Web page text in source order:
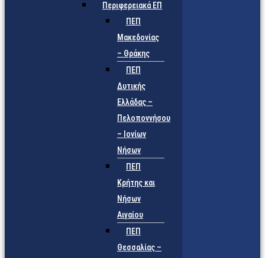
Περιφερειακά ΕΠ
ΠΕΠ
Μακεδονίας
– Θράκης
ΠΕΠ
Δυτικής
Ελλάδας –
Πελοποννήσου
– Ιονίων
Νήσων
ΠΕΠ
Κρήτης και
Νήσων
Αιγαίου
ΠΕΠ
Θεσσαλίας –